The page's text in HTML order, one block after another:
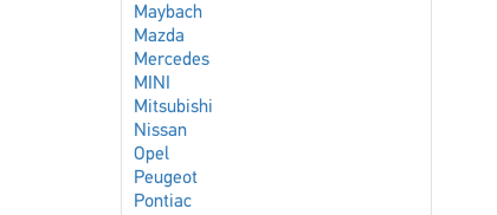
Maybach
Mazda
Mercedes
MINI
Mitsubishi
Nissan
Opel
Peugeot
Pontiac